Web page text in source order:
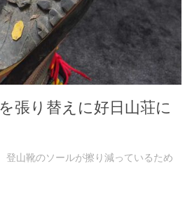
張り替えに好日山荘に
登山靴のソールが擦り減っているため